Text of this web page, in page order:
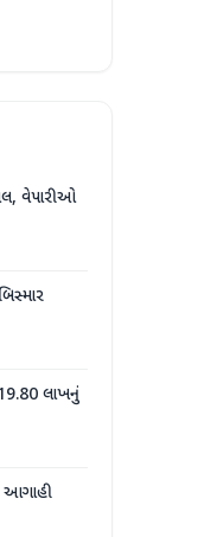
મોત
વેપારીઓ
લાખનું
આગાહી